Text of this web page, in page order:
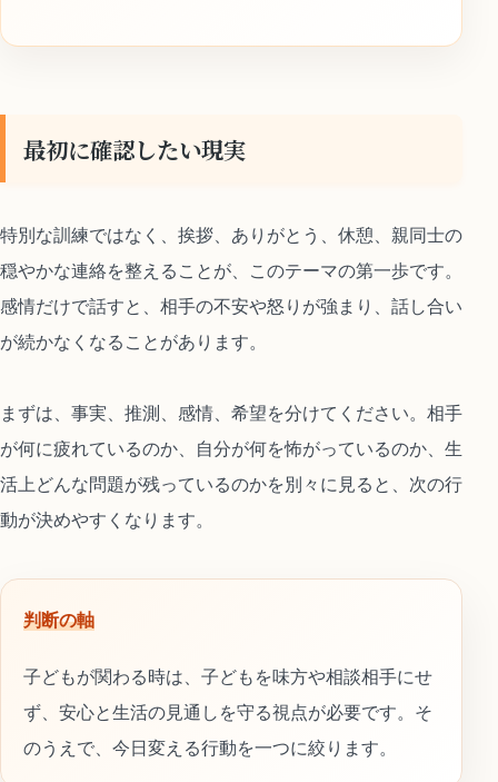
最初に確認したい現実
特別な訓練ではなく、挨拶、ありがとう、休憩、親同士の
穏やかな連絡を整えることが、このテーマの第一歩です。
感情だけで話すと、相手の不安や怒りが強まり、話し合い
が続かなくなることがあります。
まずは、事実、推測、感情、希望を分けてください。相手
が何に疲れているのか、自分が何を怖がっているのか、生
活上どんな問題が残っているのかを別々に見ると、次の行
動が決めやすくなります。
判断の軸
子どもが関わる時は、子どもを味方や相談相手にせ
ず、安心と生活の見通しを守る視点が必要です。そ
のうえで、今日変える行動を一つに絞ります。